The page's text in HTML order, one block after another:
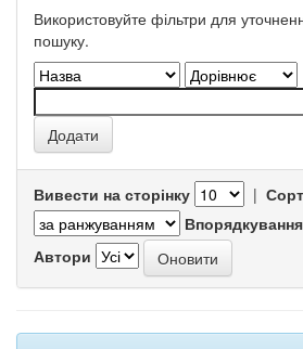
Використовуйте фільтри для
пошуку.
Вивести на сторінку |
Впорядкування
Автори